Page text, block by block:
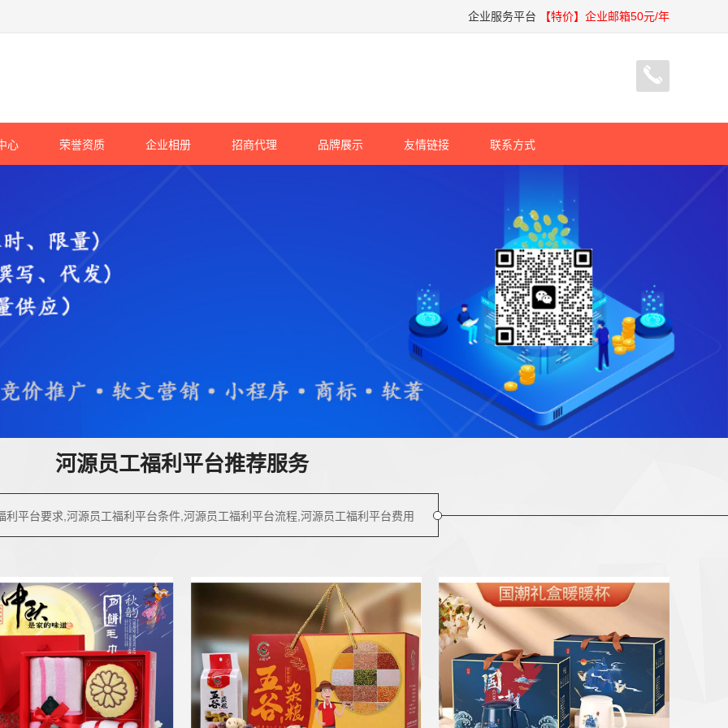
企业服务平台 【特价】企业邮箱50元/年
心 荣誉资质 企业相册 招商代理 品牌展示 友情链接 联系方式
河源员工福利平台推荐服务
利平台要求,河源员工福利平台条件,河源员工福利平台流程,河源员工福利平台费用